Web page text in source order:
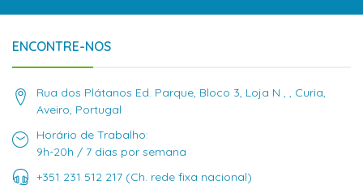
ENCONTRE-NOS
Rua dos Plátanos Ed. Parque, Bloco 3, Loja N , , Curia,
Aveiro, Portugal
Horário de Trabalho:
9h-20h / 7 dias por semana
+351 231 512 217 (Ch. rede fixa nacional)